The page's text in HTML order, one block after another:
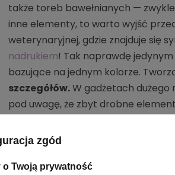
także toreb bawełnianych —
inne elementy, to warto wyjść
weterynaryjnej, gdzie znajduje się
nadrukiem! Tak naprawdę
bazujące na jednym kolorze.
szczegółów.W gadżetach dużego
pod uwagę, że zbyt drobne
Czy warto wprowadzać odważne
Jeśli masz dylemat, jaka grafika
zgód
o Twoją prywatność